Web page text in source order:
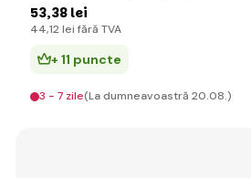
53,38 lei
44,12 lei fără TVA
+ 11 puncte
3 - 7 zile(La dumneavoastră 20.08.)